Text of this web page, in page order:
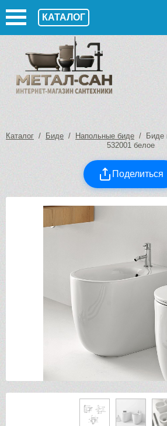
КАТАЛОГ
Каталог / Биде / Напольные биде / Биде
532001 белое
Поделиться